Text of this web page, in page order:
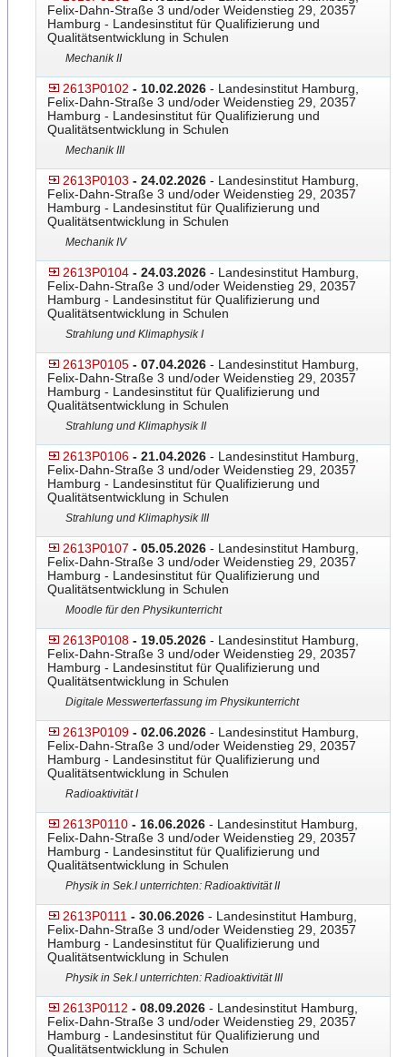
Felix-Dahn-Straße 3 und/oder Weidenstieg 29, 20357
Hamburg - Landesinstitut für Qualifizierung und
Qualitätsentwicklung in Schulen
Mechanik II
2613P0102 - 10.02.2026 - Landesinstitut Hamburg,
Felix-Dahn-Straße 3 und/oder Weidenstieg 29, 20357
Hamburg - Landesinstitut für Qualifizierung und
Qualitätsentwicklung in Schulen
Mechanik III
2613P0103 - 24.02.2026 - Landesinstitut Hamburg,
Felix-Dahn-Straße 3 und/oder Weidenstieg 29, 20357
Hamburg - Landesinstitut für Qualifizierung und
Qualitätsentwicklung in Schulen
Mechanik IV
2613P0104 - 24.03.2026 - Landesinstitut Hamburg,
Felix-Dahn-Straße 3 und/oder Weidenstieg 29, 20357
Hamburg - Landesinstitut für Qualifizierung und
Qualitätsentwicklung in Schulen
Strahlung und Klimaphysik I
2613P0105 - 07.04.2026 - Landesinstitut Hamburg,
Felix-Dahn-Straße 3 und/oder Weidenstieg 29, 20357
Hamburg - Landesinstitut für Qualifizierung und
Qualitätsentwicklung in Schulen
Strahlung und Klimaphysik II
2613P0106 - 21.04.2026 - Landesinstitut Hamburg,
Felix-Dahn-Straße 3 und/oder Weidenstieg 29, 20357
Hamburg - Landesinstitut für Qualifizierung und
Qualitätsentwicklung in Schulen
Strahlung und Klimaphysik III
2613P0107 - 05.05.2026 - Landesinstitut Hamburg,
Felix-Dahn-Straße 3 und/oder Weidenstieg 29, 20357
Hamburg - Landesinstitut für Qualifizierung und
Qualitätsentwicklung in Schulen
Moodle für den Physikunterricht
2613P0108 - 19.05.2026 - Landesinstitut Hamburg,
Felix-Dahn-Straße 3 und/oder Weidenstieg 29, 20357
Hamburg - Landesinstitut für Qualifizierung und
Qualitätsentwicklung in Schulen
Digitale Messwerterfassung im Physikunterricht
2613P0109 - 02.06.2026 - Landesinstitut Hamburg,
Felix-Dahn-Straße 3 und/oder Weidenstieg 29, 20357
Hamburg - Landesinstitut für Qualifizierung und
Qualitätsentwicklung in Schulen
Radioaktivität I
2613P0110 - 16.06.2026 - Landesinstitut Hamburg,
Felix-Dahn-Straße 3 und/oder Weidenstieg 29, 20357
Hamburg - Landesinstitut für Qualifizierung und
Qualitätsentwicklung in Schulen
Physik in Sek.I unterrichten: Radioaktivität II
2613P0111 - 30.06.2026 - Landesinstitut Hamburg,
Felix-Dahn-Straße 3 und/oder Weidenstieg 29, 20357
Hamburg - Landesinstitut für Qualifizierung und
Qualitätsentwicklung in Schulen
Physik in Sek.I unterrichten: Radioaktivität III
2613P0112 - 08.09.2026 - Landesinstitut Hamburg,
Felix-Dahn-Straße 3 und/oder Weidenstieg 29, 20357
Hamburg - Landesinstitut für Qualifizierung und
Qualitätsentwicklung in Schulen